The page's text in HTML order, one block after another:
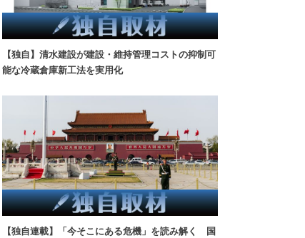
【独自】清水建設が建設・維持管理コストの抑制可
能な冷蔵倉庫新工法を実用化
【独自連載】「今そこにある危機」を読み解く 国